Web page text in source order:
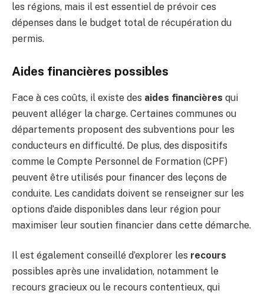
les régions, mais il est essentiel de prévoir ces
dépenses dans le budget total de récupération du
permis.
Aides financières possibles
Face à ces coûts, il existe des aides financières qui
peuvent alléger la charge. Certaines communes ou
départements proposent des subventions pour les
conducteurs en difficulté. De plus, des dispositifs
comme le Compte Personnel de Formation (CPF)
peuvent être utilisés pour financer des leçons de
conduite. Les candidats doivent se renseigner sur les
options d’aide disponibles dans leur région pour
maximiser leur soutien financier dans cette démarche.
Il est également conseillé d’explorer les recours
possibles après une invalidation, notamment le
recours gracieux ou le recours contentieux, qui